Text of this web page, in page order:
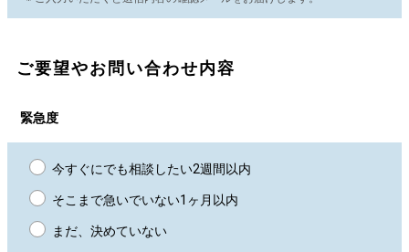
ご要望やお問い合わせ内容
緊急度
今すぐにでも相談したい2週間以内
そこまで急いでいない1ヶ月以内
まだ、決めていない